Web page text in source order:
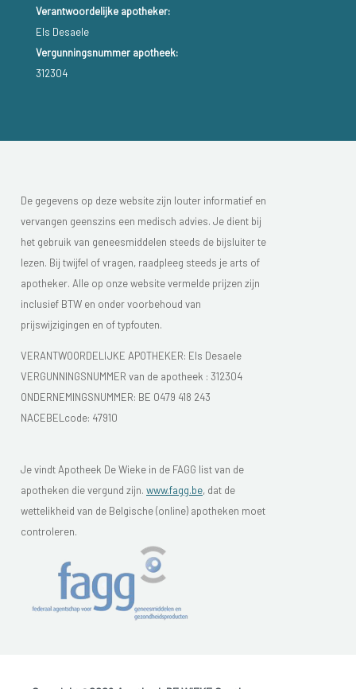
Verantwoordelijke apotheker:
Els Desaele
Vergunningsnummer apotheek:
312304
De gegevens op deze website zijn louter informatief en
vervangen geenszins een medisch advies. Je dient bij
het gebruik van geneesmiddelen steeds de bijsluiter te
lezen. Bij twijfel of vragen, raadpleeg steeds je arts of
apotheker. Alle op onze website vermelde prijzen zijn
inclusief BTW en onder voorbehoud van
prijswijzigingen en of typfouten.
VERANTWOORDELIJKE APOTHEKER: Els Desaele
VERGUNNINGSNUMMER van de apotheek : 312304
ONDERNEMINGSNUMMER: BE 0479 418 243
NACEBELcode: 47910
Je vindt Apotheek De Wieke in de FAGG list van de
apotheken die vergund zijn. www.fagg.be, dat de
wettelikheid van de Belgische (online) apotheken moet
controleren.